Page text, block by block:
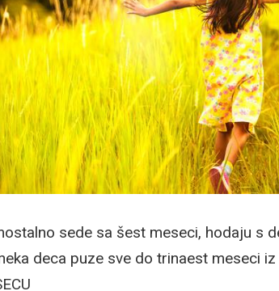
sede sa šest meseci, hodaju s
deca puze sve do trinaest meseci